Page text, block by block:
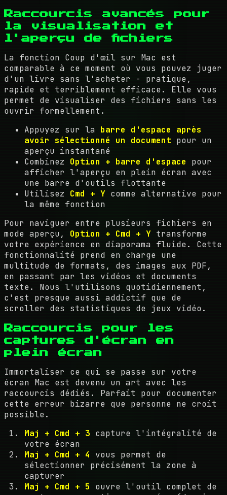
Raccourcis avancés pour
la visualisation et
l'aperçu de fichiers
La fonction Coup d'œil sur Mac est
comparable à ce moment où vous pouvez juger
d'un livre sans l'acheter - pratique,
rapide et terriblement efficace. Elle vous
permet de visualiser des fichiers sans les
ouvrir formellement.
Appuyez sur la barre d'espace après
avoir sélectionné un document pour un
aperçu instantané
Combinez Option + barre d'espace pour
afficher l'aperçu en plein écran avec
une barre d'outils flottante
Utilisez Cmd + Y comme alternative pour
la même fonction
Pour naviguer entre plusieurs fichiers en
mode aperçu, Option + Cmd + Y transforme
votre expérience en diaporama fluide. Cette
fonctionnalité prend en charge une
multitude de formats, des images aux PDF,
en passant par les vidéos et documents
texte. Nous l'utilisons quotidiennement,
c'est presque aussi addictif que de
scroller des statistiques de jeux vidéo.
Raccourcis pour les
captures d'écran en
plein écran
Immortaliser ce qui se passe sur votre
écran Mac est devenu un art avec les
raccourcis dédiés. Parfait pour documenter
cette erreur bizarre que personne ne croit
possible.
Maj + Cmd + 3 capture l'intégralité de
votre écran
Maj + Cmd + 4 vous permet de
sélectionner précisément la zone à
capturer
Maj + Cmd + 5 ouvre l'outil complet de